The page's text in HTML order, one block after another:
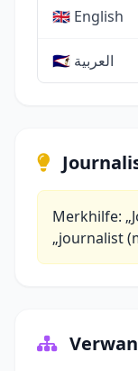
🇬🇧 English
🇸🇦 العربية
Merkhilfe:
„journalist